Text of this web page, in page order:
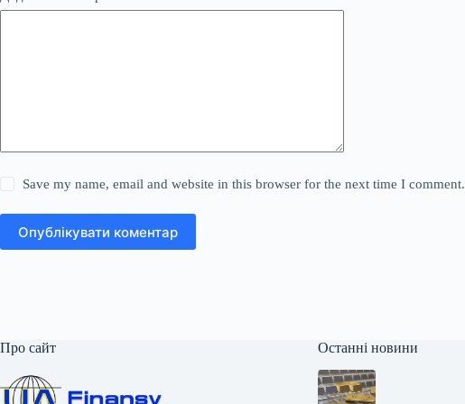
Save my name, email and website in this browser for the next time I comment.
Опублікувати коментар
Про сайт Останні новини